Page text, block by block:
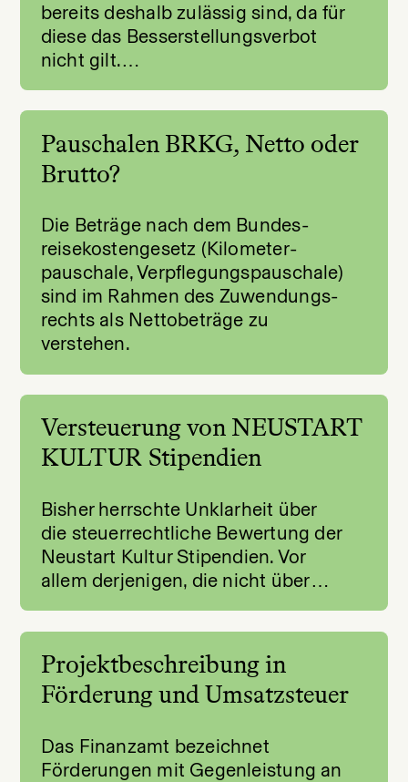
bereits deshalb zulässig sind, da für
diese das Besserstellungsverbot
nicht gilt.…
Pauschalen BRKG, Netto oder
Brutto?
Die Beträge nach dem Bundes­
reise­kosten­gesetz (Kilometer­
pauschale, Verpflegungs­pauschale)
sind im Rahmen des Zuwendungs­
rechts als Nettobeträge zu
verstehen.
Versteuerung von NEUSTART
KULTUR Stipendien
Bisher herrschte Unklarheit über
die steuerrechtliche Bewertung der
Neustart Kultur Stipendien. Vor
allem derjenigen, die nicht über…
Projektbeschreibung in
Förderung und Umsatzsteuer
Das Finanzamt bezeichnet
Förderungen mit Gegenleistung an